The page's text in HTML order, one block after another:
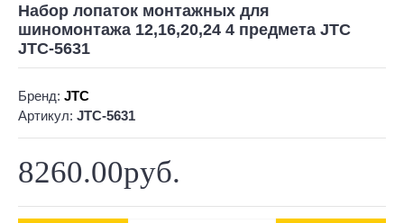
Набор лопаток монтажных для
шиномонтажа 12,16,20,24 4 предмета JTC
JTC-5631
Бренд: JTC
Артикул: JTC-5631
8260.00руб.